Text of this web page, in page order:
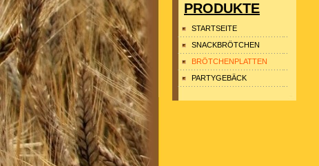
PRODUKTE
STARTSEITE
SNACKBRÖTCHEN
BRÖTCHENPLATTEN
PARTYGEBÄCK